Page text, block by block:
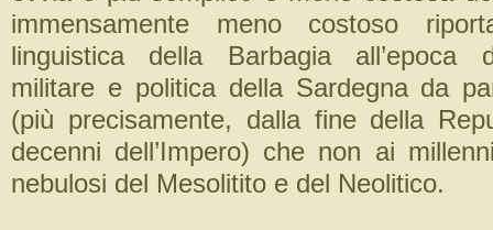
immensamente meno costoso
linguistica della Barbagia all’epoca
militare e politica della Sardegna da
(più precisamente, dalla fine della
decenni dell’Impero) che non ai
nebulosi del Mesolitito e del Neolitico.